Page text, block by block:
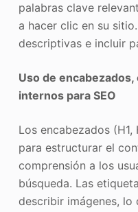
palabras clave
a hacer clic en su
descriptivas e incluir
Uso de
internos para SEO
Los encabezados
para estructurar el
comprensión a los
búsqueda. Las
describir imágenes,